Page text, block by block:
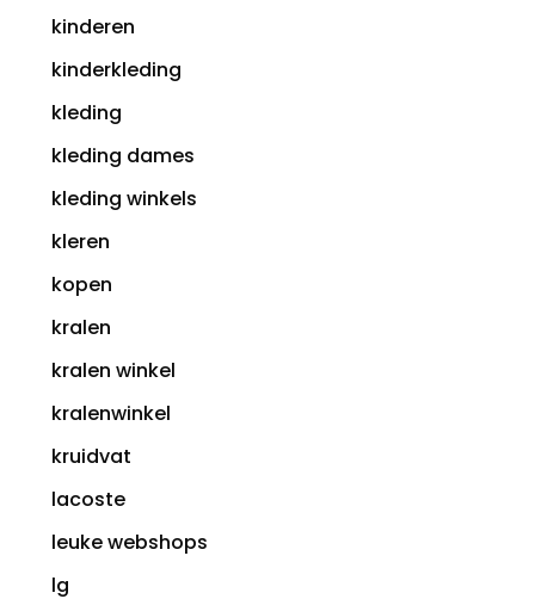
kinderen
kinderkleding
kleding
kleding dames
kleding winkels
kleren
kopen
kralen
kralen winkel
kralenwinkel
kruidvat
lacoste
leuke webshops
lg